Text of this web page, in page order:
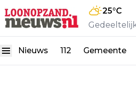
25°C
Nieuws 112 Gemeente